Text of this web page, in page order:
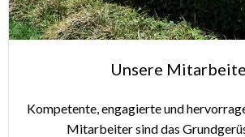
Unsere
Kompetente, engagierte und
Mitarbeiter sind das